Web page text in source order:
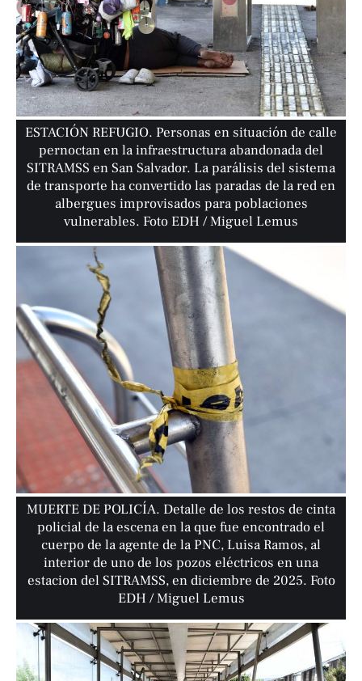
ESTACIÓN REFUGIO. Personas en situación de calle
pernoctan en la infraestructura abandonada del
SITRAMSS en San Salvador. La parálisis del sistema
de transporte ha convertido las paradas de la red en
albergues improvisados para poblaciones
vulnerables. Foto EDH / Miguel Lemus
MUERTE DE POLICÍA. Detalle de los restos de cinta
policial de la escena en la que fue encontrado el
cuerpo de la agente de la PNC, Luisa Ramos, al
interior de uno de los pozos eléctricos en una
estacion del SITRAMSS, en diciembre de 2025. Foto
EDH / Miguel Lemus